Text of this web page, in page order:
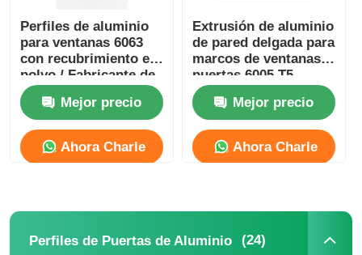
Perfiles de aluminio
para ventanas 6063
con recubrimiento en
polvo / Fabricante de
perfiles de aluminio
anodizadoMejor precio
Ahora Charle
Extrusión de aluminio
de pared delgada para
marcos de ventanas y
puertas 6005 T5
Mejor precio
Ahora Charle
Perfiles de Puertas de Aluminio (24)